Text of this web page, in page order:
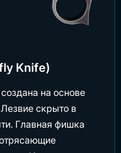
Knife)
на основе
скрыто в
Главная фишка